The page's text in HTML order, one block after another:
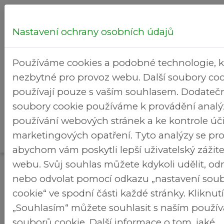
Hledej...
Brezineves.cz >
Kultura
a volný
čas
Kalendář
akcí
Rekreační
areál
Kalendář akcí
Rozpis zápasu fotbalu
Nastavení ochrany osobních údajů
Používáme cookies a podobné technologie,
nezbytné pro provoz webu. Další soubory
používají pouze s vaším souhlasem.
soubory cookie používáme k provádění
používání webových stránek a ke kontrole
marketingových opatření. Tyto analýzy se
abychom vám poskytli lepší uživatelský
webu. Svůj souhlas můžete kdykoli udělit,
nebo odvolat pomocí odkazu „nastavení
cookie“ ve spodní části každé stránky.
„Souhlasím“ můžete souhlasit s naším